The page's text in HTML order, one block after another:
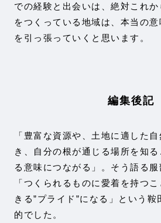
での経験と出会いは、絶対これ
をつくっている地域は、本当の
を引っ張っていくと思います。
編集後記
「豊富な資源や、土地に適した
き、自分の根が通じる場所を知る
る意味につながる」。そう語る服
「つくられるものに愛着を持つ
きる”プライド”になる」という鞍
的でした。